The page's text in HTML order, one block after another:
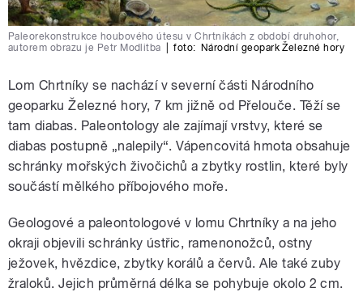
Paleorekonstrukce houbového útesu v Chrtníkách z období druhohor,
autorem obrazu je Petr Modlitba
foto: Národní geopark Železné hory
Lom Chrtníky se nachází v severní části Národního
geoparku Železné hory, 7 km jižně od Přelouče. Těží se
tam diabas. Paleontology ale zajímají vrstvy, které se
diabas postupně „nalepily“. Vápencovitá hmota obsahuje
schránky mořských živočichů a zbytky rostlin, které byly
součástí mělkého příbojového moře.
Geologové a paleontologové v lomu Chrtníky a na jeho
okraji objevili schránky ústřic, ramenonožců, ostny
ježovek, hvězdice, zbytky korálů a červů. Ale také zuby
žraloků. Jejich průměrná délka se pohybuje okolo 2 cm.